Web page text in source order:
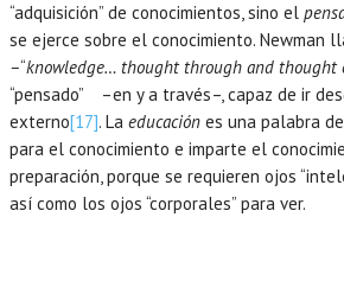
“adquisición” de conocimientos, sino el
se ejerce sobre el conocimiento. Newman
–“knowledge… thought through and thought
“pensado” –en y a través–, capaz de ir
externo[17]. La educación es una palabra
para el conocimiento e imparte el
preparación, porque se requieren ojos
así como los ojos “corporales” para ver.